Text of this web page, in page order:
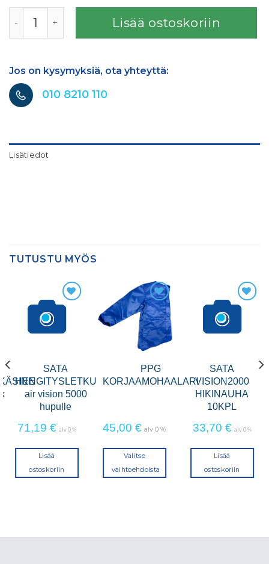
Lisää ostoskoriin
Jos on kysymyksiä, ota yhteyttä:
010 8210 110
Lisätiedot
TUTUSTU MYÖS
SATA
HENGITYSLETKU
air vision 5000
hupulle
71,19 € alv 0 %
Lisää
ostoskoriin
PPG
KORJAAMOHAALARI
45,00€ alv 0 %
Valitse
vaihtoehdoista
SATA
VISION2000
HIKINAUHA
10KPL
33,70 € alv 0 %
Lisää
ostoskoriin